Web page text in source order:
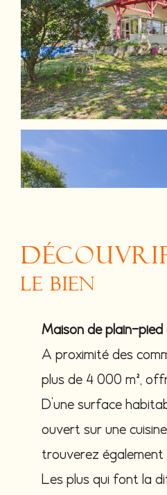
le bien
Maison de plain-
A proximité des
plus de 4 000 m²,
D’une surface
ouvert sur une
trouverez également
Les plus qui font la